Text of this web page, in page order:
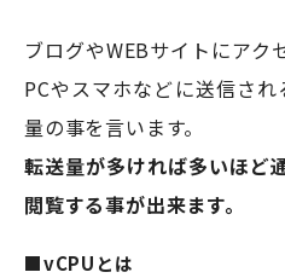
ブログやWEBサイトにアク
PCやスマホなどに送信さ
量の事を言います。
転送量が多ければ多いほど
閲覧する事が出来ます。
■vCPUとは